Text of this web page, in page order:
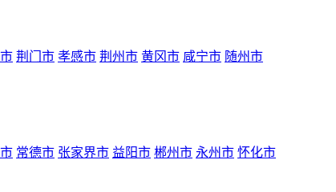
荆门市 孝感市 荆州市 黄冈市 咸宁市 随州市
常德市 张家界市 益阳市 郴州市 永州市 怀化市